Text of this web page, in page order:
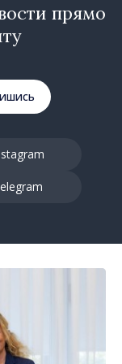
прямо